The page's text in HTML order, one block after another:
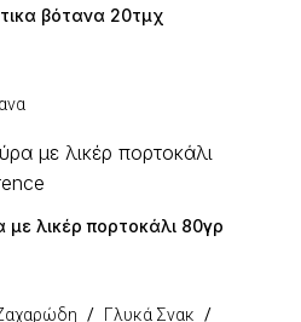
βότανα 20τμχ
λικέρ πορτοκάλι 80γρ
Γλυκά Σνακ